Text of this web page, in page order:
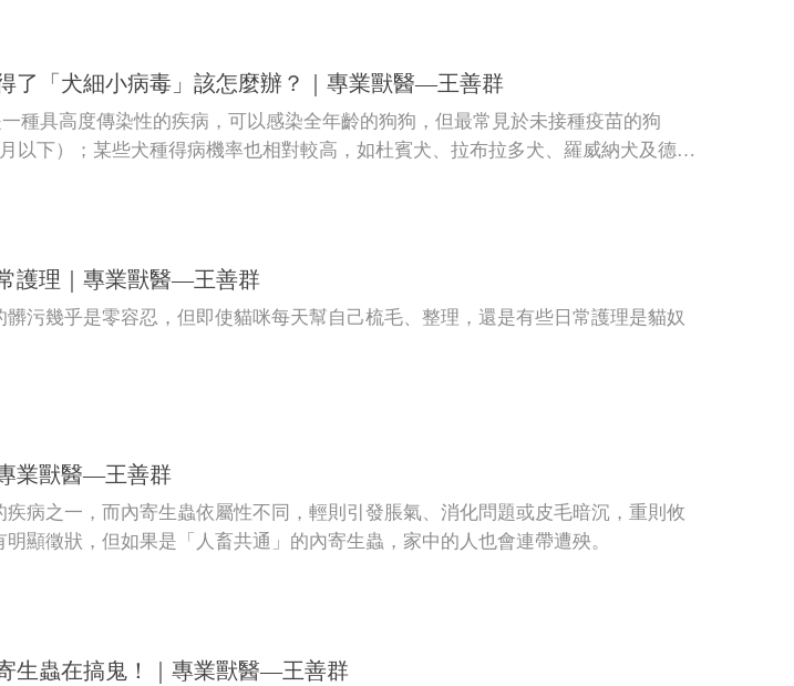
了「犬細小病毒」該怎麼辦？｜專業獸醫—王善群
種具高度傳染性的疾病，可以感染全年齡的狗狗，但最常見於未接種疫苗的狗
以下）；某些犬種得病機率也相對較高，如杜賓犬、拉布拉多犬、羅威納犬及德國
護理｜專業獸醫—王善群
污幾乎是零容忍，但即使貓咪每天幫自己梳毛、整理，還是有些日常護理是貓奴
業獸醫—王善群
病之一，而內寄生蟲依屬性不同，輕則引發脹氣、消化問題或皮毛暗沉，重則攸
顯徵狀，但如果是「人畜共通」的內寄生蟲，家中的人也會連帶遭殃。
生蟲在搞鬼！｜專業獸醫—王善群